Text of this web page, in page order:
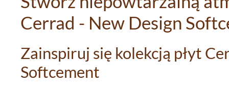
Cerrad - New Design
Zainspiruj się kolekcją płyt
Softcement